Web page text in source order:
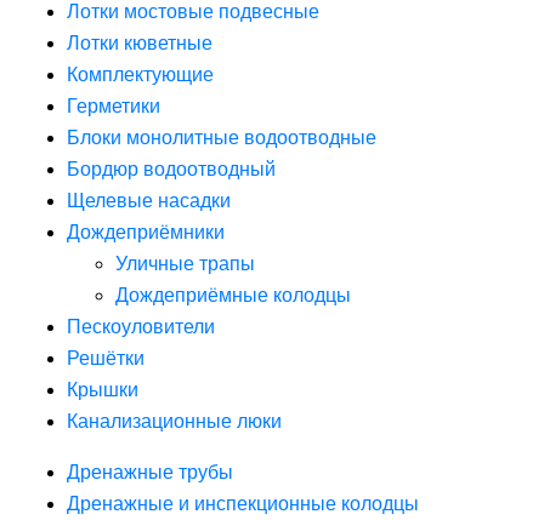
Лотки мостовые подвесные
Лотки кюветные
Комплектующие
Герметики
Блоки монолитные водоотводные
Бордюр водоотводный
Щелевые насадки
Дождеприёмники
Уличные трапы
Дождеприёмные колодцы
Пескоуловители
Решётки
Крышки
Канализационные люки
Дренажные трубы
Дренажные и инспекционные колодцы